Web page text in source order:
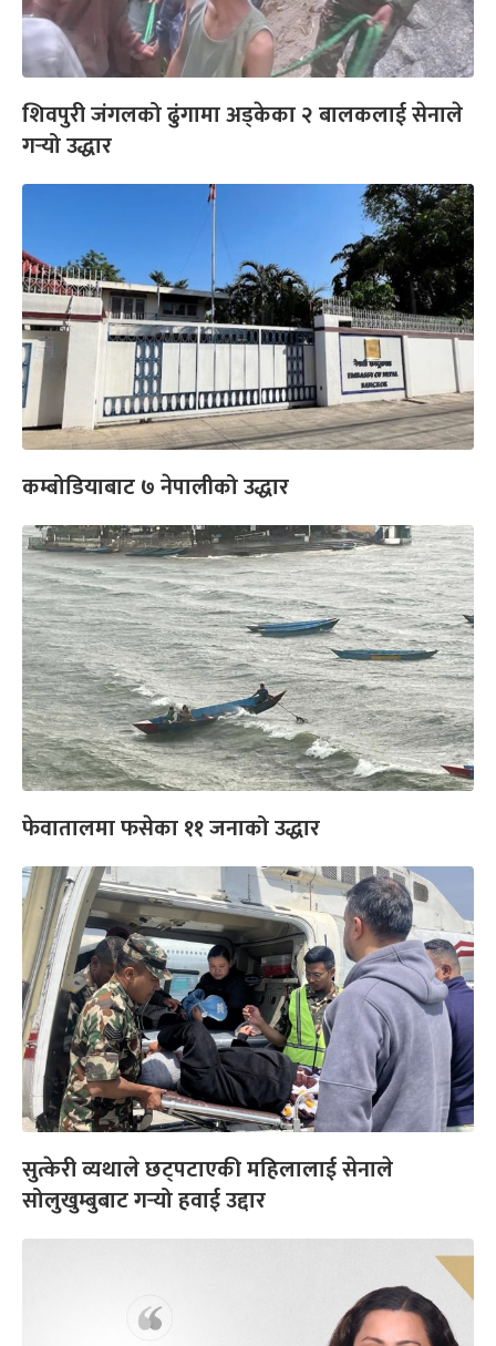
शिवपुरी जंगलको ढुंगामा अड्केका २ बालकलाई सेनाले
गर्‍यो उद्धार
कम्बोडियाबाट ७ नेपालीको उद्धार
फेवातालमा फसेका ११ जनाको उद्धार
सुत्केरी व्यथाले छट्पटाएकी महिलालाई सेनाले
सोलुखुम्बुबाट गर्‍यो हवाई उद्दार